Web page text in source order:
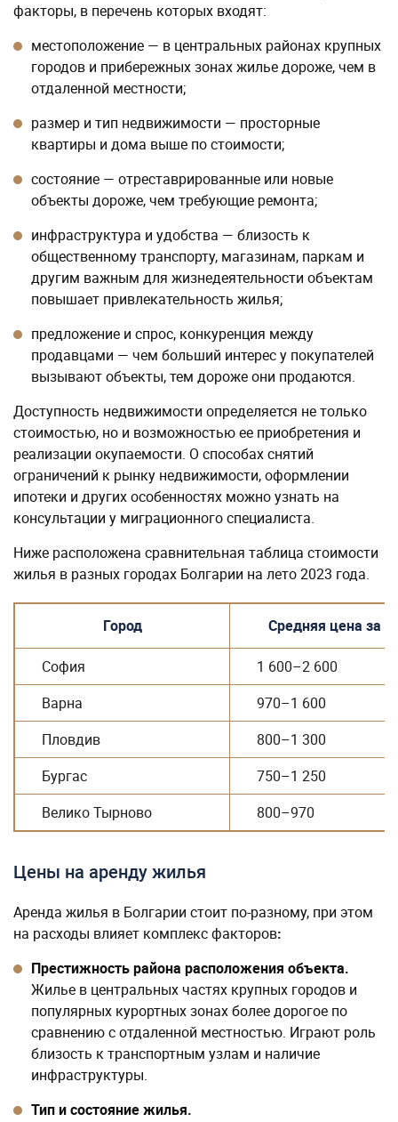
факторы, в перечень которых входят:
местоположение — в центральных районах крупных
городов и прибережных зонах жилье дороже, чем в
отдаленной местности;
размер и тип недвижимости — просторные
квартиры и дома выше по стоимости;
состояние — отреставрированные или новые
объекты дороже, чем требующие ремонта;
инфраструктура и удобства — близость к
общественному транспорту, магазинам, паркам и
другим важным для жизнедеятельности объектам
повышает привлекательность жилья;
предложение и спрос, конкуренция между
продавцами — чем больший интерес у покупателей
вызывают объекты, тем дороже они продаются.
Доступность недвижимости определяется не только
стоимостью, но и возможностью ее приобретения и
реализации окупаемости. О способах снятий
ограничений к рынку недвижимости, оформлении
ипотеки и других особенностях можно узнать на
консультации у миграционного специалиста.
Ниже расположена сравнительная таблица стоимости
жилья в разных городах Болгарии на лето 2023 года.
Город Средняя цена за
София
1 600–2 600
Варна
970–1 600
Пловдив
800–1 300
Бургас
750–1 250
Велико Тырново
800–970
Цены на аренду жилья
Аренда жилья в Болгарии стоит по-разному, при этом
на расходы влияет комплекс факторов:
Престижность района расположения объекта.
Жилье в центральных частях крупных городов и
популярных курортных зонах более дорогое по
сравнению с отдаленной местностью. Играют роль
близость к транспортным узлам и наличие
инфраструктуры.
Тип и состояние жилья.